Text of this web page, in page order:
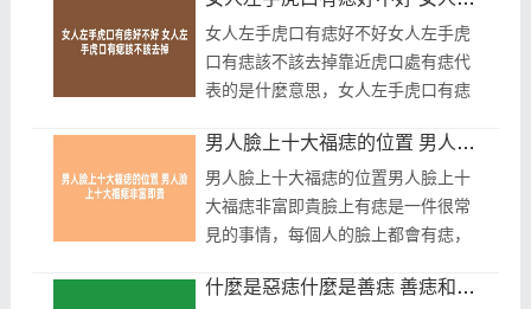
運勢...
女人左手虎口有痣好不好女人左手虎
口有痣該不該去掉靠近虎口處有痣代
表的是什麼意思，女人左手虎口有痣
很厲害的女人，不過在民間還有另一
種說...
男人臉上十大福痣的位置 男人臉上十大福痣非富即貴
男人臉上十大福痣的位置男人臉上十
大福痣非富即貴臉上有痣是一件很常
見的事情，每個人的臉上都會有痣，
樣的，所以有些人會去醫院把不好的什麼是惡痣什麼是善痣 善痣和惡痣怎麼區分